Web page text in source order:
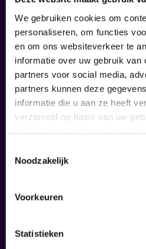
We gebruiken cookies om
personaliseren, om functies
en om ons websiteverkeer te
informatie over uw gebruik van
partners voor social media,
partners kunnen deze
informatie die u aan ze heeft
verzameld op basis van uw
gaat akkoord met onze
Noodzakelijk
Voorkeuren
Statistieken
02
oktober
16